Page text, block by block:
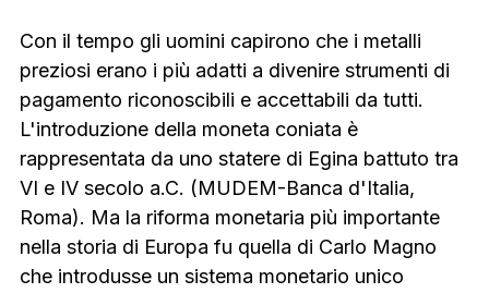
Con il tempo gli uomini capirono che i metalli
preziosi erano i più adatti a divenire strumenti di
pagamento riconoscibili e accettabili da tutti.
L'introduzione della moneta coniata è
rappresentata da uno statere di Egina battuto tra
VI e IV secolo a.C. (MUDEM-Banca d'Italia,
Roma). Ma la riforma monetaria più importante
nella storia di Europa fu quella di Carlo Magno
che introdusse un sistema monetario unico